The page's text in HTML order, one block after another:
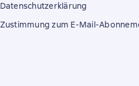
Datenschutzerklärung
Zustimmung zum E-Mail-